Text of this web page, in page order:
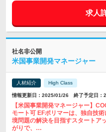
求人
社名非公開
米国事業開発マネージャー
人材紹介 High Class
情報更新日：2025/01/26 終了予定日：
【米国事業開発マネージャー】
モート可 EFポリマーは、独自技
境問題の解決を目指すスタートア
がりで、…